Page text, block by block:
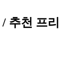
/ 추천 프리